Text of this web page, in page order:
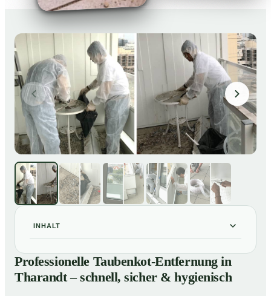
INHALT
01 Professionelle Taubenkot-Entfernung in Tharandt –
schnell, sicher & hygienisch
Warum professionelle Taubenkot-Entfernung in
Professionelle Taubenkot-Entfernung in
Tharandt – schnell, sicher & hygienisch